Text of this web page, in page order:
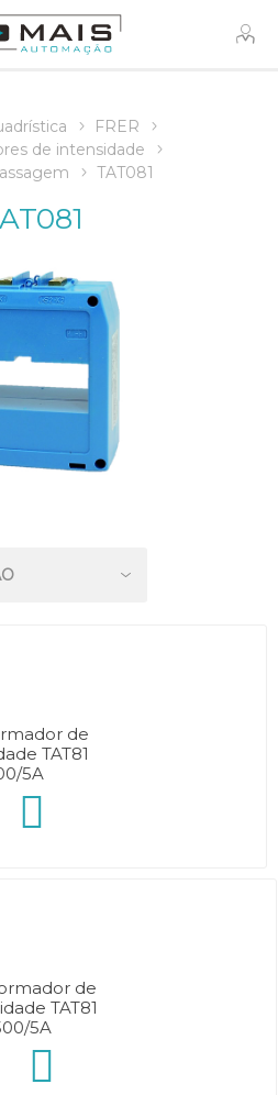
FRER
de intensidade
TAT081
de
TAT81
5A
de
TAT81
5A